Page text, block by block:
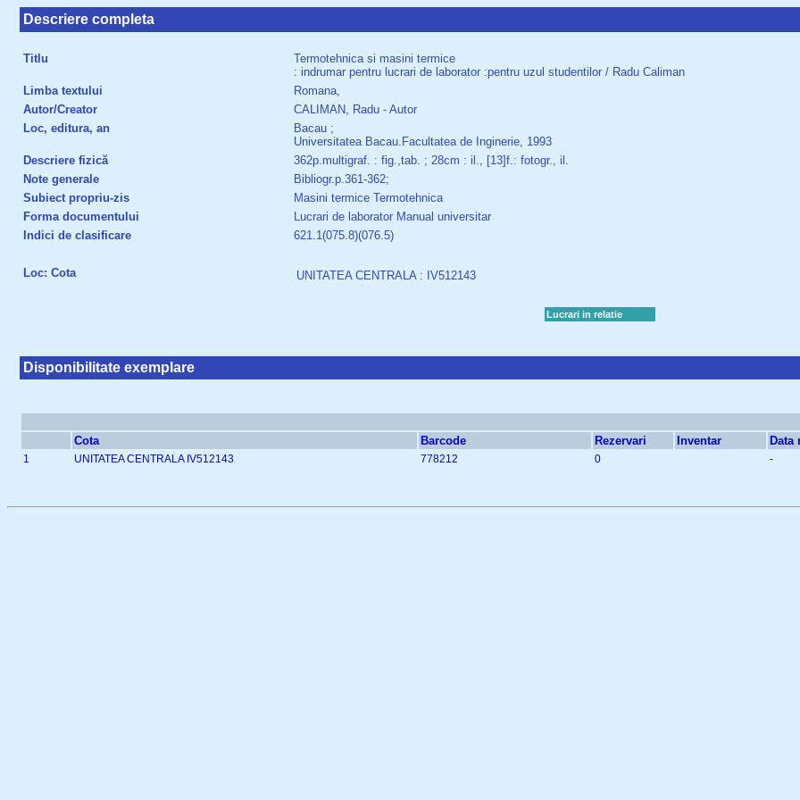
Descriere completa
Titlu
Termotehnica si masini termice
: indrumar pentru lucrari de laborator :pentru uzul studentilor / Radu Caliman
Limba textului
Romana,
Autor/Creator
CALIMAN, Radu - Autor
Loc, editura, an
Bacau ;
Universitatea Bacau.Facultatea de Inginerie, 1993
Descriere fizică
362p.multigraf. : fig.,tab. ; 28cm : il., [13]f.: fotogr., il.
Note generale
Bibliogr.p.361-362;
Subiect propriu-zis
Masini termice Termotehnica
Forma documentului
Lucrari de laborator Manual universitar
Indici de clasificare
621.1(075.8)(076.5)
Loc: Cota UNITATEA CENTRALA : IV512143
Lucrari in relatie
Disponibilitate exemplare
Cota Barcode Rezervari Inventar Data
1 UNITATEA CENTRALA IV512143 778212 0 -